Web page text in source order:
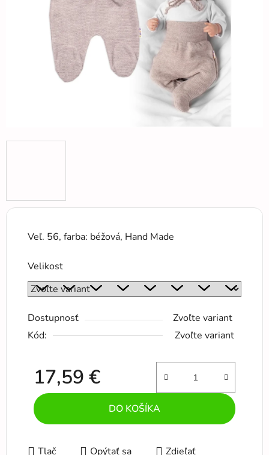
Veľ. 56, farba: béžová, Hand Made
Velikost
Dostupnosť
Zvoľte variant
Kód:
Zvoľte variant
17,59 €
Jednotková cena:
DO KOŠÍKA
Tlač Opýtať sa Zdieľať
hviezdičiek.